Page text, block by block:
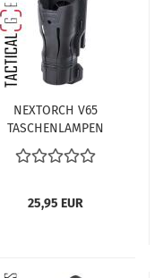
NEXTORCH V65
TASCHENLAMPEN
HOLSTER 360GRAD
DREHBAR, GÜRTELCLIP
BREITENREDUKTION
25,95 EUR